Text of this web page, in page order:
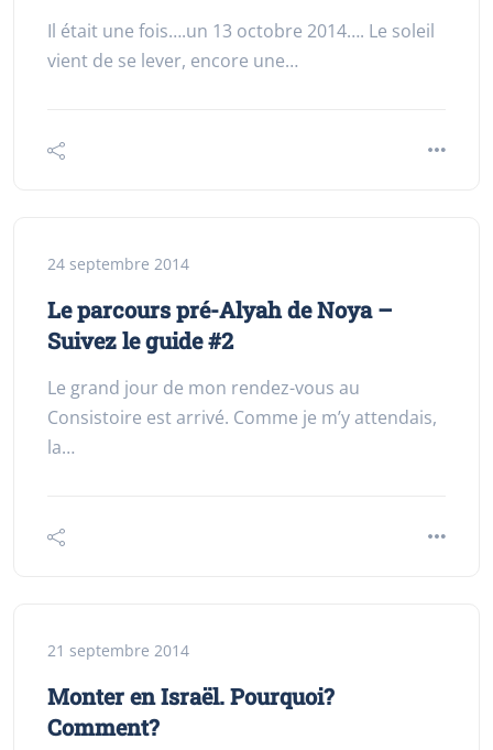
Il était une fois….un 13 octobre 2014…. Le soleil
vient de se lever, encore une…
24 septembre 2014
Le parcours pré-Alyah de Noya –
Suivez le guide #2
Le grand jour de mon rendez-vous au
Consistoire est arrivé. Comme je m’y attendais,
la…
21 septembre 2014
Monter en Israël. Pourquoi?
Comment?